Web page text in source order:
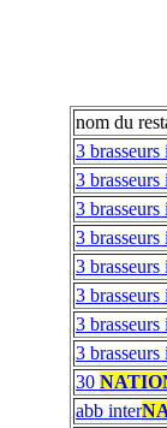
nom du
3 brasseurs
3 brasseurs
3 brasseurs
3 brasseurs
3 brasseurs
3 brasseurs
3 brasseurs
3 brasseurs
30
abb inter